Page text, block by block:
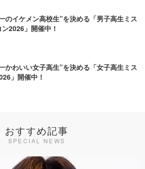
のイケメン高校生”を決める「男子高生ミス
2026」開催中！
かわいい女子高生”を決める「女子高生ミス
」開催中！
おすすめ記事
SPECIAL NEWS